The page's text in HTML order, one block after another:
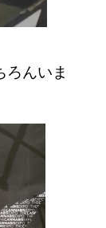
ろんいま